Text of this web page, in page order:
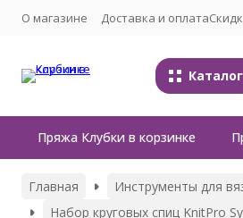
О магазине Доставка и оплата
Каталог
Пряжа Клубки в корзинке
Главная Инструменты для
Набор круговых спиц KnitPro